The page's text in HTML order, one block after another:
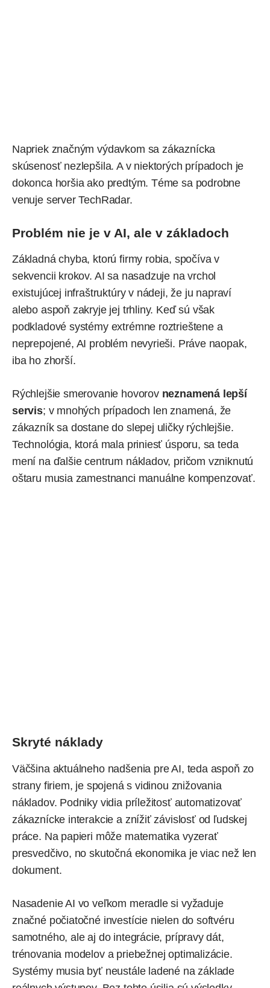
Napriek značným výdavkom sa zákaznícka
skúsenosť nezlepšila. A v niektorých prípadoch je
dokonca horšia ako predtým. Téme sa podrobne
venujeserver TechRadar.
Problém nie je v AI, ale v základoch
Základná chyba, ktorú firmy robia, spočíva v
sekvencii krokov. AI sa nasadzuje na vrchol
existujúcej infraštruktúry v nádeji, že ju napraví
alebo aspoň zakryje jej trhliny. Keď sú však
podkladové systémy extrémne roztrieštene a
neprepojené, AI problém nevyrieši. Práve naopak,
iba ho zhorší.
Rýchlejšie smerovanie hovorov neznamená lepší
servis; v mnohých prípadoch len znamená, že
zákazník sa dostane do slepej uličky rýchlejšie.
Technológia, ktorá mala priniesť úsporu, sa teda
mení na ďalšie centrum nákladov, pričom vzniknutú
oštaru musia zamestnanci manuálne kompenzovať.
Skryté náklady
Väčšina aktuálneho nadšenia pre AI, teda aspoň zo
strany firiem, je spojená s vidinou znižovania
nákladov. Podniky vidia príležitosť automatizovať
zákaznícke interakcie a znížiť závislosť od ľudskej
práce. Na papieri môže matematika vyzerať
presvedčivo, no skutočná ekonomika je viac než len
dokument.
Nasadenie AI vo veľkom meradle si vyžaduje
značné počiatočné investície nielen do softvéru
samotného, ale aj do integrácie, prípravy dát,
trénovania modelov a priebežnej optimalizácie.
Systémy musia byť neustále ladené na základe